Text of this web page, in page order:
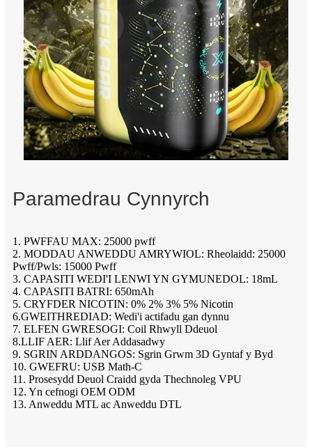
Paramedrau Cynnyrch
1. PWFFAU MAX: 25000 pwff
2. MODDAU ANWEDDU AMRYWIOL: Rheolaidd: 25000
Pwff/Pwls: 15000 Pwff
3. CAPASITI WEDI'I LENWI YN GYMUNEDOL: 18mL
4. CAPASITI BATRI: 650mAh
5. CRYFDER NICOTIN: 0% 2% 3% 5% Nicotin
6.GWEITHREDIAD: Wedi'i actifadu gan dynnu
7. ELFEN GWRESOGI: Coil Rhwyll Ddeuol
8.LLIF AER: Llif Aer Addasadwy
9. SGRIN ARDDANGOS: Sgrin Grwm 3D Gyntaf y Byd
10. GWEFRU: USB Math-C
11. Prosesydd Deuol Craidd gyda Thechnoleg VPU
12. Yn cefnogi OEM ODM
13. Anweddu MTL ac Anweddu DTL